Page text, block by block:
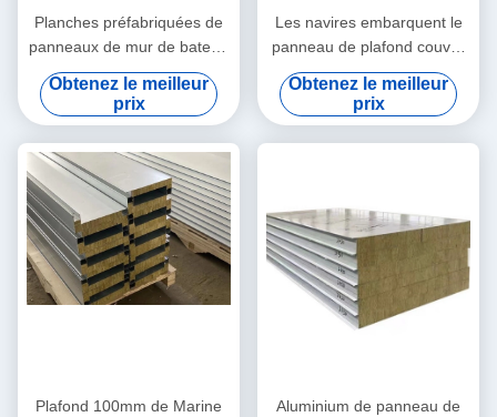
Planches préfabriquées de
panneaux de mur de bateau
de cabine 150MM
Obtenez le meilleur
prix
Les navires embarquent le
panneau de plafond couvre
de tuiles les feuilles
composées pour des
bateaux
Obtenez le meilleur
prix
Plafond 100mm de Marine
Aluminium de panneau de